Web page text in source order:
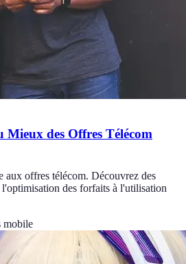
des Offres Télécom
aux offres télécom. Découvrez des
des forfaits à l'utilisation
mobile